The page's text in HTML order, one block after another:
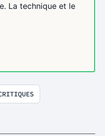
La technique et le